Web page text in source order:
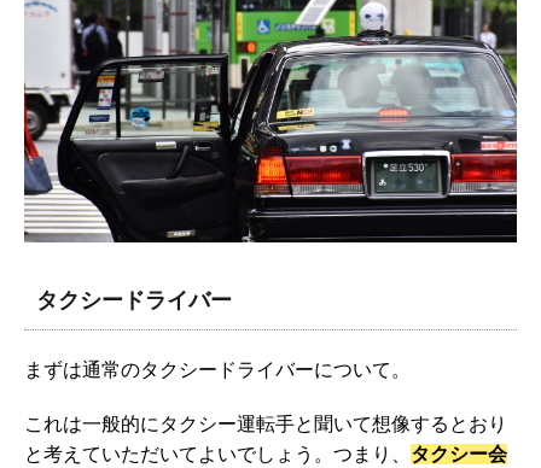
タクシードライバー
まずは通常のタクシードライバーについて。
これは一般的にタクシー運転手と聞いて想像するとおり
と考えていただいてよいでしょう。つまり、 タクシー会